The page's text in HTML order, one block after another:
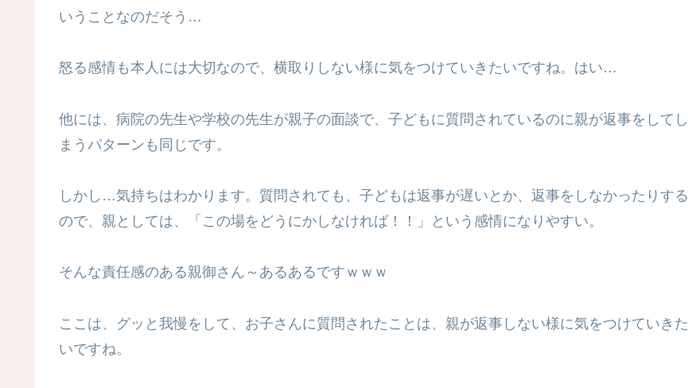
いうことなのだそう…
怒る感情も本人には大切なので、横取りしない様に気をつけていきたいですね。はい…
他には、病院の先生や学校の先生が親子の面談で、子どもに質問されているのに親が返事をしてし
まうパターンも同じです。
しかし…気持ちはわかります。質問されても、子どもは返事が遅いとか、返事をしなかったりする
ので、親としては、「この場をどうにかしなければ！！」という感情になりやすい。
そんな責任感のある親御さん～あるあるですｗｗｗ
ここは、グッと我慢をして、お子さんに質問されたことは、親が返事しない様に気をつけていきた
いですね。